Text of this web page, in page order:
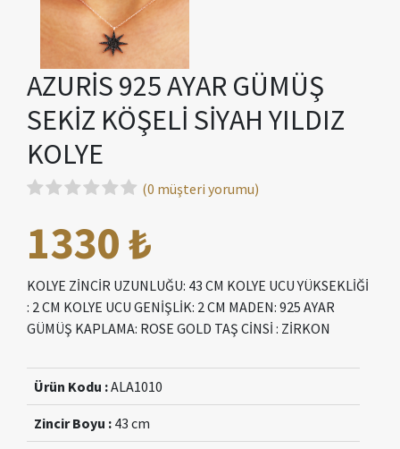
AZURİS 925 AYAR GÜMÜŞ
SEKİZ KÖŞELİ SİYAH YILDIZ
KOLYE
(0 müşteri yorumu)
1330 ₺
KOLYE ZİNCİR UZUNLUĞU: 43 CM KOLYE UCU YÜKSEKLİĞİ
: 2 CM KOLYE UCU GENİŞLİK: 2 CM MADEN: 925 AYAR
GÜMÜŞ KAPLAMA: ROSE GOLD TAŞ CİNSİ : ZİRKON
Ürün Kodu :ALA1010
Zincir Boyu : 43 cm